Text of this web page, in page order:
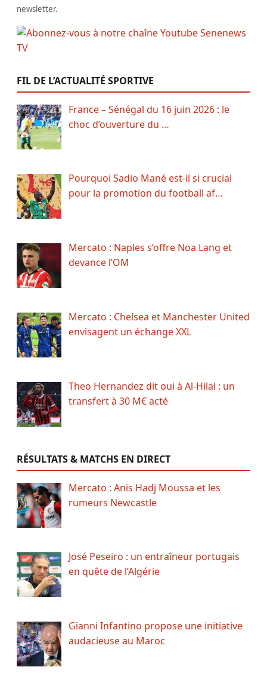
newsletter.
FIL DE L’ACTUALITÉ SPORTIVE
France – Sénégal du 16 juin 2026 : le
choc d’ouverture du …
Pourquoi Sadio Mané est-il si crucial
pour la promotion du football af…
Mercato : Naples s’offre Noa Lang et
devance l’OM
Mercato : Chelsea et Manchester United
envisagent un échange XXL
Theo Hernandez dit oui à Al-Hilal : un
transfert à 30 M€ acté
RÉSULTATS & MATCHS EN DIRECT
Mercato : Anis Hadj Moussa et les
rumeurs Newcastle
José Peseiro : un entraîneur portugais
en quête de l’Algérie
Gianni Infantino propose une initiative
audacieuse au Maroc